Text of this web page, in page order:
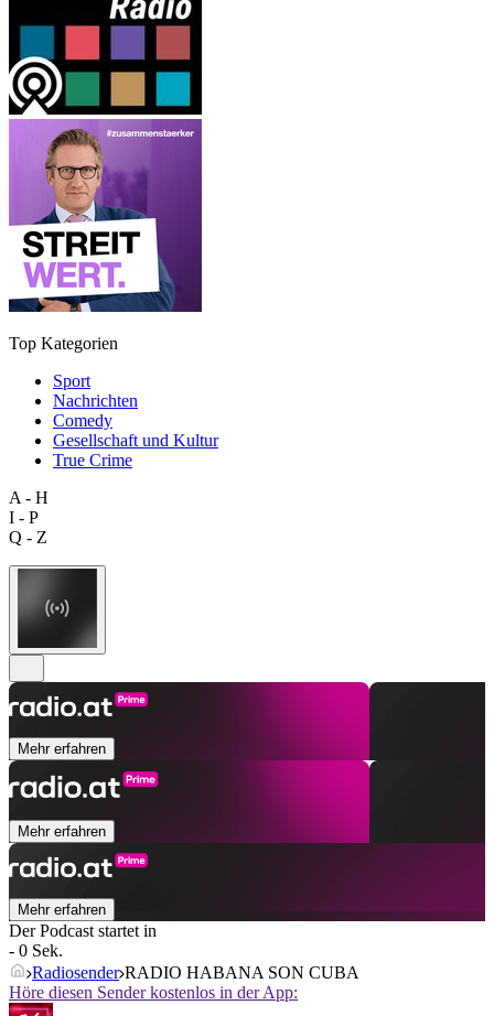
Top Kategorien
Sport
Nachrichten
Comedy
Gesellschaft und Kultur
True Crime
A - H
I - P
Q - Z
Mehr erfahren
Mehr erfahren
Mehr erfahren
Der Podcast startet in
- 0 Sek.
Radiosender RADIO HABANA SON CUBA
Höre diesen Sender kostenlos in der App: